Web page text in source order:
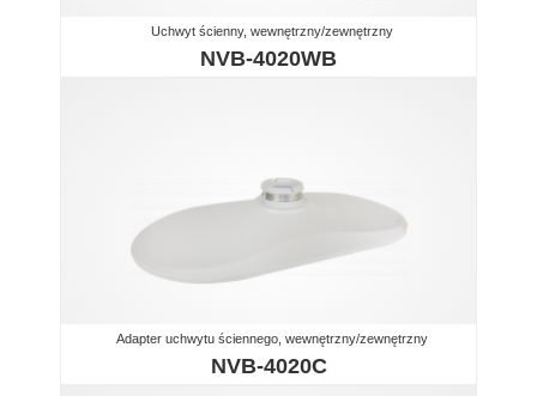
Uchwyt ścienny, wewnętrzny/zewnętrzny
NVB-4020WB
Adapter uchwytu ściennego, wewnętrzny/zewnętrzny
NVB-4020C